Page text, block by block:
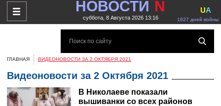
НОВОСТИ N
суббота, 8 Августа 2026 13:16 1627 дней войны
UA
ГЛАВНАЯ ВИДЕОНОВОСТИ ЗА 2 ОКТЯБРЯ 2021
Видеоновости за 2 Октября 2021
В Николаеве показали
вышиванки со всех районов